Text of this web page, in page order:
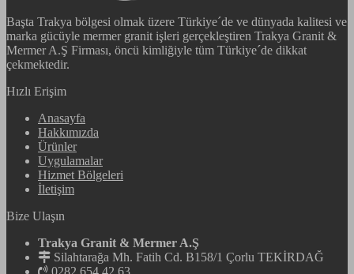
Başta Trakya bölgesi olmak üzere Türkiye´de ve dünyada kalitesi ve
marka gücüyle mermer granit işleri gerçekleştiren Trakya Granit &
Mermer A.Ş Firması, öncü kimliğiyle tüm Türkiye´de dikkat
çekmektedir.
Hızlı Erişim
Anasayfa
Hakkımızda
Ürünler
Uygulamalar
Hizmet Bölgeleri
İletişim
Bize Ulaşın
Trakya Granit & Mermer A.Ş
Silahtarağa Mh. Fatih Cd. B158/1 Çorlu TEKİRDAĞ
0282 654 42 63